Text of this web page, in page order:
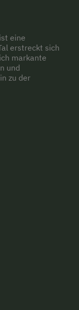
eine
erstreckt sich
markante
und
zu der